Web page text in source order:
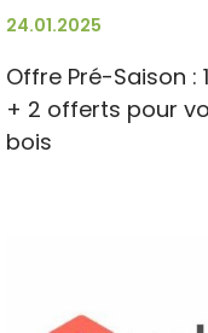
24.01.2025
Offre Pré-Saison :
+ 2 offerts pour
bois